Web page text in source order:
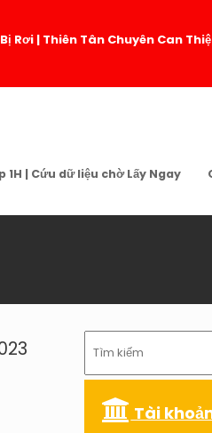
Rơi | Thiên Tân Chuyên Can
1H | Cứu dữ liệu chờ Lấy Ngay
Tài